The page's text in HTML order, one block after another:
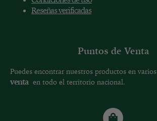
Reseñas verificadas
Puntos de Venta
Puedes encontrar nuestros productos en varios
venta en todo el territorio nacional.